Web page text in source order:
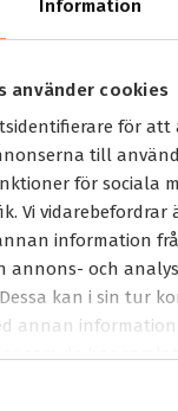
Information
använder cookies
för att
till
för sociala
Vi vidarebefordrar
information
annons- och
kan i sin tur
annan
som de har
kostnadsfri
frågor om
produkter
kan du
tar
dig rätt.
för att
DELA
DELA